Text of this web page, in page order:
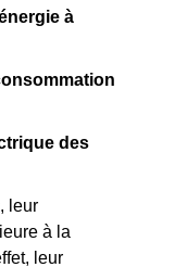
à
des
leur
à la
leur